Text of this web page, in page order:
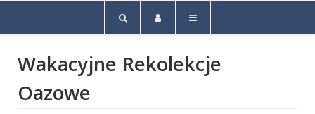
Wakacyjne Rekolekcje
Oazowe